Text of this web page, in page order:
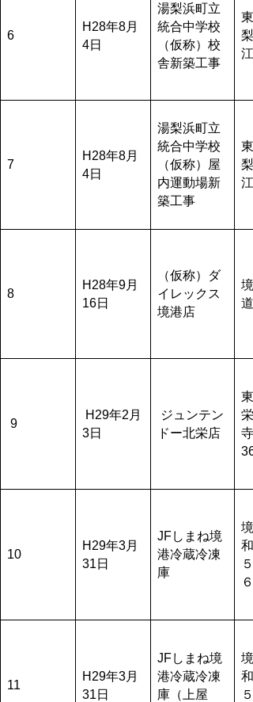
6
H28年8月
4日
湯梨浜町立
統合中学校
（仮称）校
舎新築工事
7
H28年8月
4日
湯梨浜町立
統合中学校
（仮称）屋
内運動場新
築工事
8
H28年9月
16日
（仮称）ダ
イレックス
境港店
道
9
H29年2月
3日
ジュンテン
ドー北栄店
10
H29年3月
31日
JFしまね境
港冷蔵冷凍
庫
６
11
H29年3月
31日
JFしまね境
港冷蔵冷凍
庫（上屋